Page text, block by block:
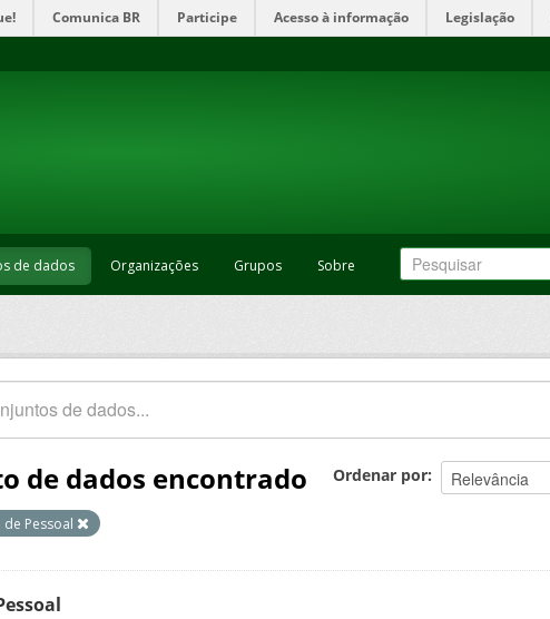
Comunica BR Participe Acesso à informação Legislação
de dados Organizações Grupos Sobre
Ordenar por
de dados encontrado
de Pessoal